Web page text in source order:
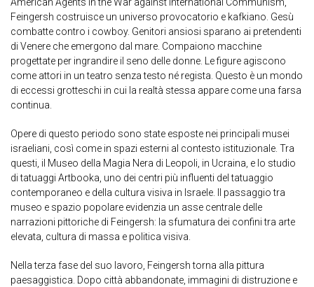
Feingersh costruisce un universo provocatorio e kafkiano. Gesù
combatte contro i cowboy. Genitori ansiosi sparano ai pretendenti
di Venere che emergono dal mare. Compaiono macchine
progettate per ingrandire il seno delle donne. Le figure agiscono
come attori in un teatro senza testo né regista. Questo è un mondo
di eccessi grotteschi in cui la realtà stessa appare come una farsa
continua.
Opere di questo periodo sono state esposte nei principali musei
israeliani, così come in spazi esterni al contesto istituzionale. Tra
questi, il Museo della Magia Nera di Leopoli, in Ucraina, e lo studio
di tatuaggi Artbooka, uno dei centri più influenti del tatuaggio
contemporaneo e della cultura visiva in Israele. Il passaggio tra
museo e spazio popolare evidenzia un asse centrale delle
narrazioni pittoriche di Feingersh: la sfumatura dei confini tra arte
elevata, cultura di massa e politica visiva.
Nella terza fase del suo lavoro, Feingersh torna alla pittura
paesaggistica. Dopo città abbandonate, immagini di distruzione e